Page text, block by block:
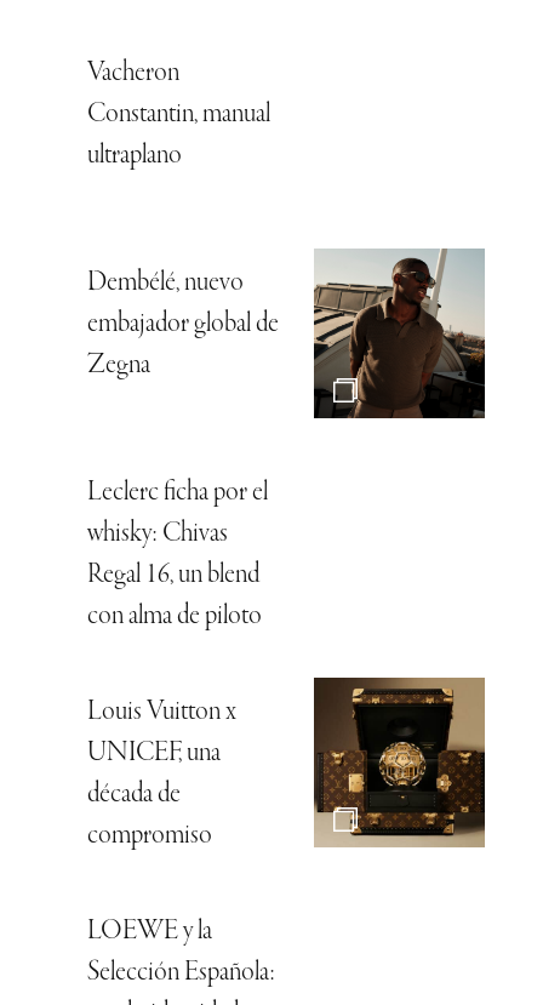
Vacheron
Constantin, manual
ultraplano
Dembélé, nuevo
embajador global de
Zegna
Leclerc ficha por el
whisky: Chivas
Regal 16, un blend
con alma de piloto
Louis Vuitton x
UNICEF, una
década de
compromiso
LOEWE y la
Selección Española: